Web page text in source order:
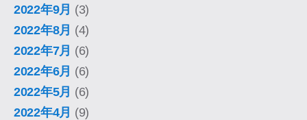
2022年9月 (3)
2022年8月 (4)
2022年7月 (6)
2022年6月 (6)
2022年5月 (6)
2022年4月 (9)